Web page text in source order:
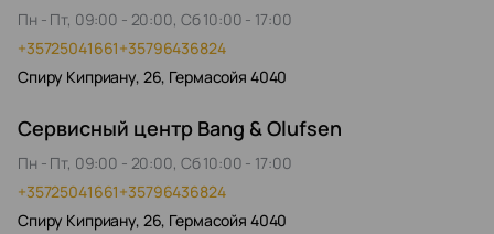
Пн - Пт, 09:00 - 20:00, Сб 10:00 - 17:00
+35725041661+35796436824
Спиру Киприану, 26, Гермасойя 4040
Сервисный центр Bang & Olufsen
Пн - Пт, 09:00 - 20:00, Сб 10:00 - 17:00
+35725041661+35796436824
Спиру Киприану, 26, Гермасойя 4040